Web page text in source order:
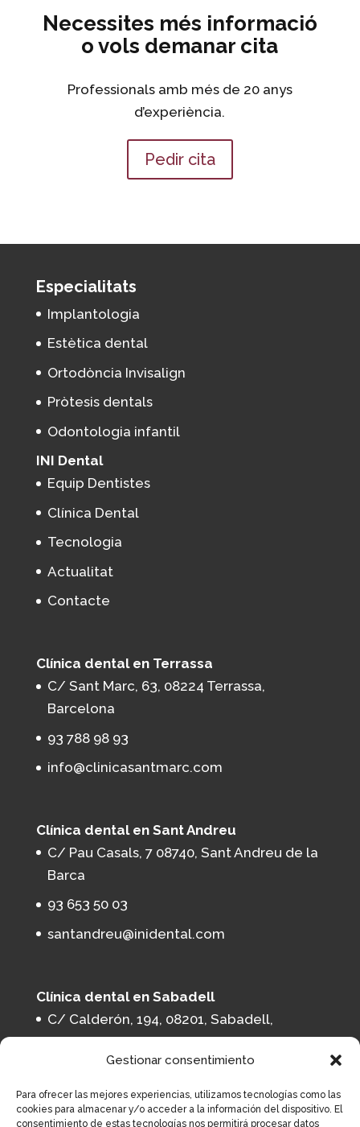
Gestionar consentimiento
Para ofrecer las mejores experiencias, utilizamos tecnologías como las
cookies para almacenar y/o acceder a la información del dispositivo. El
consentimiento de estas tecnologías nos permitirá procesar datos
Necessites més informació
o vols demanar cita
Professionals amb més de 20 anys
d’experiència.
Pedir cita
Especialitats
Implantologia
Estètica dental
Ortodòncia Invisalign
Pròtesis dentals
Odontologia infantil
INI Dental
Equip Dentistes
Clínica Dental
Tecnologia
Actualitat
Contacte
Clínica dental en Terrassa
C/ Sant Marc, 63, 08224 Terrassa,
Barcelona
93 788 98 93
info@clinicasantmarc.com
Clínica dental en Sant Andreu
C/ Pau Casals, 7 08740, Sant Andreu de la
Barca
93 653 50 03
santandreu@inidental.com
Clínica dental en Sabadell
C/ Calderón, 194, 08201, Sabadell,
Barcelona
sabadell@inidental.com